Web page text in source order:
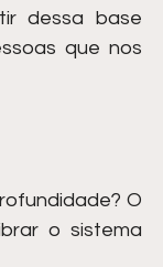
dessa base
que nos
O
o sistema